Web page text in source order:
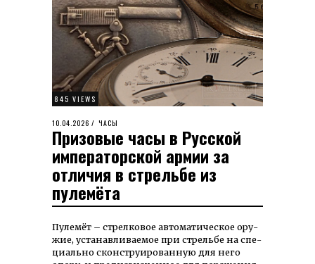
845 VIEWS
POSTED
ON
10.04.2026 10.04.2026
ЧАСЫ
Призовые часы в Русской
императорской армии за
отличия в стрельбе из
пулемёта
Пулемёт – стрел­ко­вое ав­то­ма­ти­чес­кое ору­
жие, ус­та­нав­ли­вае­мое при стрель­бе на спе­
циаль­но скон­ст­руи­ро­ван­ную для не­го